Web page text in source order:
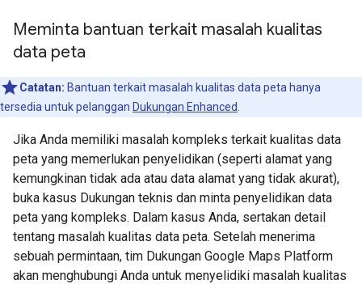
Meminta bantuan terkait masalah kualitas
data peta
Catatan: Bantuan terkait masalah kualitas data peta hanya
tersedia untuk pelanggan Dukungan Enhanced
Jika Anda memiliki masalah kompleks terkait kualitas data
peta yang memerlukan penyelidikan (seperti alamat yang
kemungkinan tidak ada atau data alamat yang tidak akurat),
buka kasus Dukungan teknis dan minta penyelidikan data
peta yang kompleks. Dalam kasus Anda, sertakan detail
tentang masalah kualitas data peta. Setelah menerima
sebuah permintaan, tim Dukungan Google Maps Platform
akan menghubungi Anda untuk menyelidiki masalah kualitas